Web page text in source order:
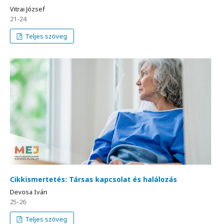
Vitrai József
21-24
Teljes szöveg
Cikkismertetés: Társas kapcsolat és halálozás
Devosa Iván
25-26
Teljes szöveg